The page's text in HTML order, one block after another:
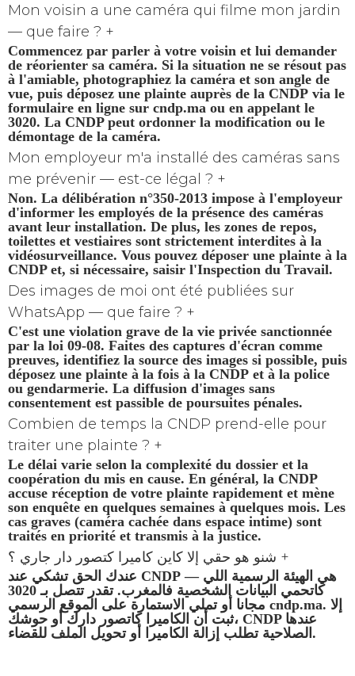
Mon voisin a une caméra qui filme mon jardin
— que faire ? +
Commencez par parler à votre voisin et lui demander
de réorienter sa caméra. Si la situation ne se résout pas
à l'amiable, photographiez la caméra et son angle de
vue, puis déposez une plainte auprès de la CNDP via le
formulaire en ligne sur cndp.ma ou en appelant le
3020. La CNDP peut ordonner la modification ou le
démontage de la caméra.
Mon employeur m'a installé des caméras sans
me prévenir — est-ce légal ? +
Non. La délibération n°350-2013 impose à l'employeur
d'informer les employés de la présence des caméras
avant leur installation. De plus, les zones de repos,
toilettes et vestiaires sont strictement interdites à la
vidéosurveillance. Vous pouvez déposer une plainte à la
CNDP et, si nécessaire, saisir l'Inspection du Travail.
Des images de moi ont été publiées sur
WhatsApp — que faire ? +
C'est une violation grave de la vie privée sanctionnée
par la loi 09-08. Faites des captures d'écran comme
preuves, identifiez la source des images si possible, puis
déposez une plainte à la fois à la CNDP et à la police
ou gendarmerie. La diffusion d'images sans
consentement est passible de poursuites pénales.
Combien de temps la CNDP prend-elle pour
traiter une plainte ? +
Le délai varie selon la complexité du dossier et la
coopération du mis en cause. En général, la CNDP
accuse réception de votre plainte rapidement et mène
son enquête en quelques semaines à quelques mois. Les
cas graves (caméra cachée dans espace intime) sont
traités en priorité et transmis à la justice.
+
عندك الحق تشكي عند CNDP — هي الهيئة الرسمية اللي
كاتحمي البيانات الشخصية فالمغرب. تقدر تتصل بـ 3020
مجانا أو تملي الاستمارة على الموقع الرسمي cndp.ma. إلا
ثبت أن الكاميرا كاتصور دارك أو حوشك، CNDP عندها
الصلاحية تطلب إزالة الكاميرا أو تحويل الملف للقضاء.